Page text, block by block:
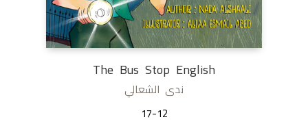
The Bus Stop English
ندى الشعالي
17-12